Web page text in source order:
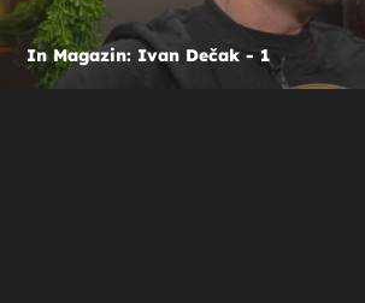
In Magazin: Ivan Dečak - 1